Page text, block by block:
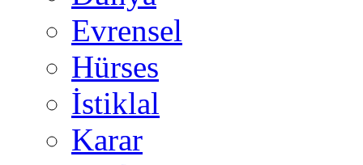
Evrensel
Hürses
İstiklal
Karar